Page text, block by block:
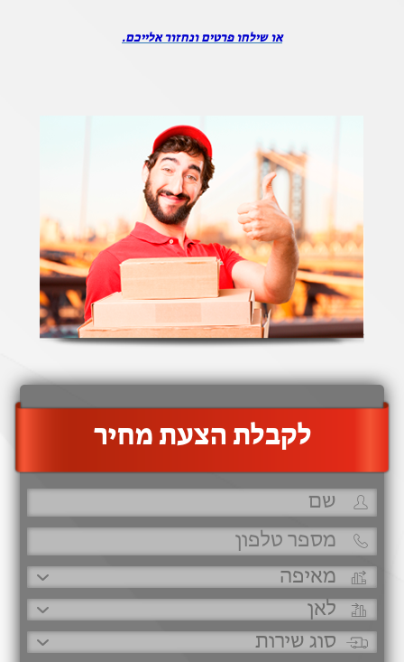
או שילחו פרטים ונחזור אלייכם.
‫לקבלת הצעת מחיר